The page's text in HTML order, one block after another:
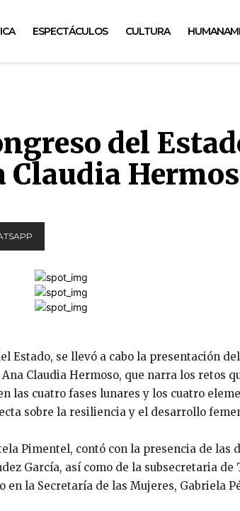
ESPECTÁCULOS CULTURA
del
Claudia
Estado, se llevó a cabo la presentación
Claudia Hermoso, que narra los retos
las cuatro fases lunares y los cuatro
sobre la resiliencia y el desarrollo
Pimentel, contó con la presencia de las
García, así como de la subsecretaria
la Secretaría de las Mujeres, Gabriela